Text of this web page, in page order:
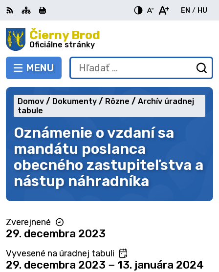
Preskočiť
na
obsah Čierny Brod
Oficiálne stránky
PREPNÚŤ
MENU
RSS MapaTlačiť
EN
English
/ HU
Hľadať:
Oznámenie o vzdaní sa
mandátu poslanca
obecného zastupiteľstva a
nástup náhradníka
Domov Dokumenty Rôzne
Archív úradnej
tabule
Zverejnené
29. decembra 2023
Vyvesené na úradnej tabuli
29. decembra 2023 − 13. januára 2024